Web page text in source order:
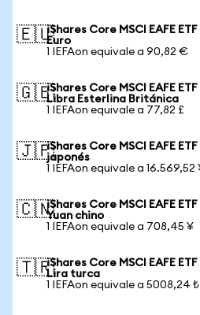
🇪🇺iShares Core MSCI EAFE
Euro
1 IEFAon equivale a 90,82 €
🇬🇧iShares Core MSCI EAFE
Libra Esterlina Británica
1 IEFAon equivale a 77,82 £
🇯🇵iShares Core MSCI EAFE
japonés
1 IEFAon equivale a 16.569,52
🇨🇳iShares Core MSCI EAFE
Yuan chino
1 IEFAon equivale a 708,45 ¥
🇹🇷iShares Core MSCI EAFE
Lira turca
1 IEFAon equivale a 5008,24 ₺